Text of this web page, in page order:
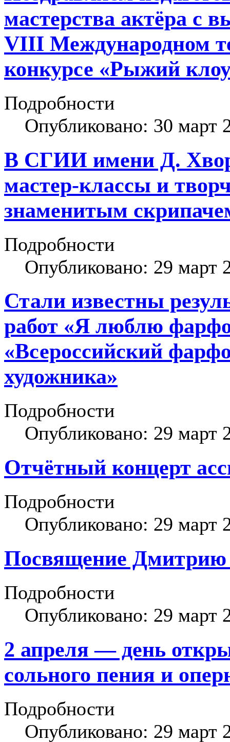
мастерства актёра с
VIII Международном
конкурсе «Рыжий
Подробности
Опубликовано: 30 март
В СГИИ имени Д.
мастер-классы и
знаменитым
Подробности
Опубликовано: 29 март
Стали известны
работ «Я люблю
«Всероссийский
художника»
Подробности
Опубликовано: 29 март
Отчётный концерт
Подробности
Опубликовано: 29 март
Посвящение Дмитрию
Подробности
Опубликовано: 29 март
2 апреля — день
сольного пения и
Подробности
Опубликовано: 29 март